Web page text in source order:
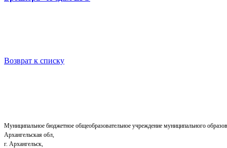
Возврат к списку
Муниципальное бюджетное общеобразовательное учреждение муниципального
Архангельская обл,
г. Архангельск,